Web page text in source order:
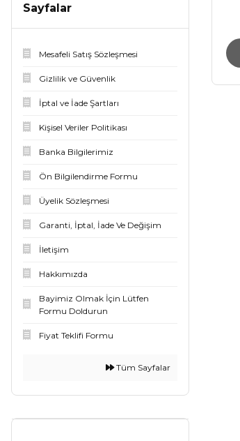
Sayfalar
Mesafeli Satış Sözleşmesi
Gizlilik ve Güvenlik
İptal ve İade Şartları
Kişisel Veriler Politikası
Banka Bilgilerimiz
Ön Bilgilendirme Formu
Üyelik Sözleşmesi
Garanti, İptal, İade Ve Değişim
İletişim
Hakkımızda
Bayimiz Olmak İçin Lütfen
Formu Doldurun
Fiyat Teklifi Formu
Tüm Sayfalar